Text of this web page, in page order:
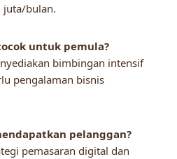
juta/bulan.
untuk pemula?
bimbingan intensif
pengalaman bisnis
pelanggan?
pemasaran digital dan